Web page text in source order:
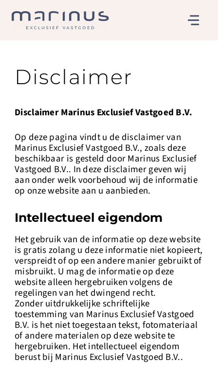
content
Disclaimer
Disclaimer Marinus Exclusief Vastgoed B.V.
Op deze pagina vindt u de disclaimer van
Marinus Exclusief Vastgoed B.V., zoals deze
beschikbaar is gesteld door Marinus Exclusief
Vastgoed B.V.. In deze disclaimer geven wij
aan onder welk voorbehoud wij de informatie
op onze website aan u aanbieden.
Intellectueel eigendom
Het gebruik van de informatie op deze website
is gratis zolang u deze informatie niet kopieert,
verspreidt of op een andere manier gebruikt of
misbruikt. U mag de informatie op deze
website alleen hergebruiken volgens de
regelingen van het dwingend recht.
Zonder uitdrukkelijke schriftelijke
toestemming van Marinus Exclusief Vastgoed
B.V. is het niet toegestaan tekst, fotomateriaal
of andere materialen op deze website te
hergebruiken. Het intellectueel eigendom
berust bij Marinus Exclusief Vastgoed B.V..